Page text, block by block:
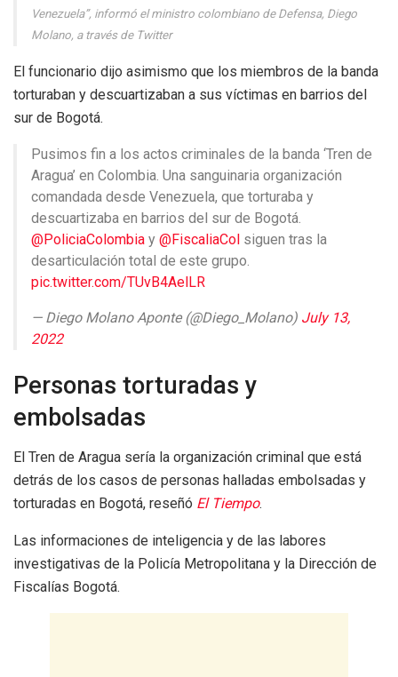
Venezuela”, informó el ministro colombiano de Defensa, Diego
Molano, a través de Twitter
El funcionario dijo asimismo que los miembros de la banda
torturaban y descuartizaban a sus víctimas en barrios del
sur de Bogotá.
Pusimos fin a los actos criminales de la banda ‘Tren de
Aragua’ en Colombia. Una sanguinaria organización
comandada desde Venezuela, que torturaba y
descuartizaba en barrios del sur de Bogotá.
@PoliciaColombia y @FiscaliaCol siguen tras la
desarticulación total de este grupo.
pic.twitter.com/TUvB4AelLR
— Diego Molano Aponte (@Diego_Molano) July 13,
2022
Personas torturadas y
embolsadas
El Tren de Aragua sería la organización criminal que está
detrás de los casos de personas halladas embolsadas y
torturadas en Bogotá, reseñó El Tiempo.
Las informaciones de inteligencia y de las labores
investigativas de la Policía Metropolitana y la Dirección de
Fiscalías Bogotá.